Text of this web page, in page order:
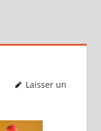
Laisser un